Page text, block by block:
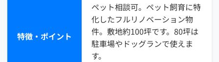
特徴・ポイント
ペット相談可。ペット飼育に特
化したフルリノベーション物
件。敷地約100坪です。80坪は
駐車場やドッグランで使えま
す。